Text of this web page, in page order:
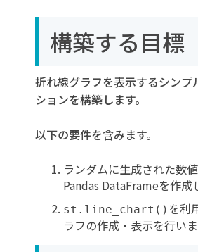
構築する目標
折れ線グラフを表示するシンプ
ションを構築します。
以下の要件を含みます。
ランダムに生成された数
Pandas DataFrameを作成
st.line_chart() を利
ラフの作成・表示を行い